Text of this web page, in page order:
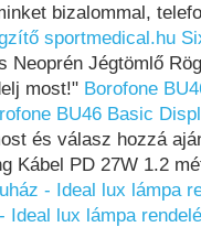
bizalommal,
sportmedical.hu
Neoprén Jégtömlő
most!" Borofone
BU46 Basic
és válasz hozzá
Kábel PD 27W 1.2
- Ideal lux lámpa
Ideal lux lámpa